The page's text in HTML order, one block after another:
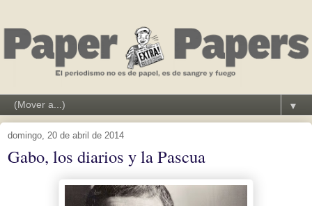
▼
domingo, 20 de abril de 2014
Gabo, los diarios y la Pascua